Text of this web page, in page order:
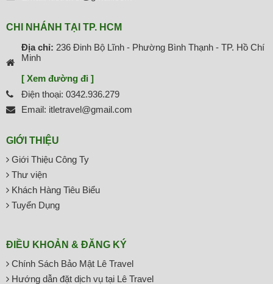
CHI NHÁNH TẠI TP. HCM
Địa chỉ: 236 Đinh Bộ Lĩnh - Phường Bình Thạnh - TP. Hồ Chí
Minh
[ Xem đường đi ]
Điện thoại: 0342.936.279
Email: itletravel@gmail.com
GIỚI THIỆU
Giới Thiệu Công Ty
Thư viện
Khách Hàng Tiêu Biểu
Tuyển Dụng
ĐIỀU KHOẢN & ĐĂNG KÝ
Chính Sách Bảo Mật Lê Travel
Hướng dẫn đặt dịch vụ tại Lê Travel